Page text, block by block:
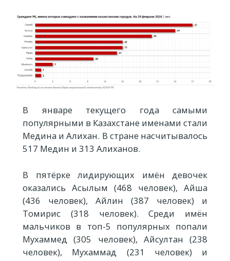
В январе текущего года самыми
популярными в Казахстане именами стали
Медина и Алихан. В стране насчитывалось
517 Медин и 313 Алиханов.
В пятёрке лидирующих имён девочек
оказались Асылым (468 человек), Айша
(436 человек), Айлин (387 человек) и
Томирис (318 человек). Среди имён
мальчиков в топ-5 популярных попали
Мухаммед (305 человек), Айсултан (238
человек), Мухаммад (231 человек) и